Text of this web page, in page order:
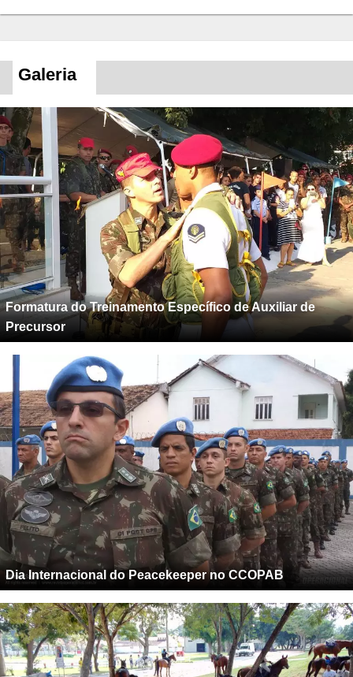
Galeria
Formatura do Treinamento Específico de Auxiliar de
Precursor
Dia Internacional do Peacekeeper no CCOPAB